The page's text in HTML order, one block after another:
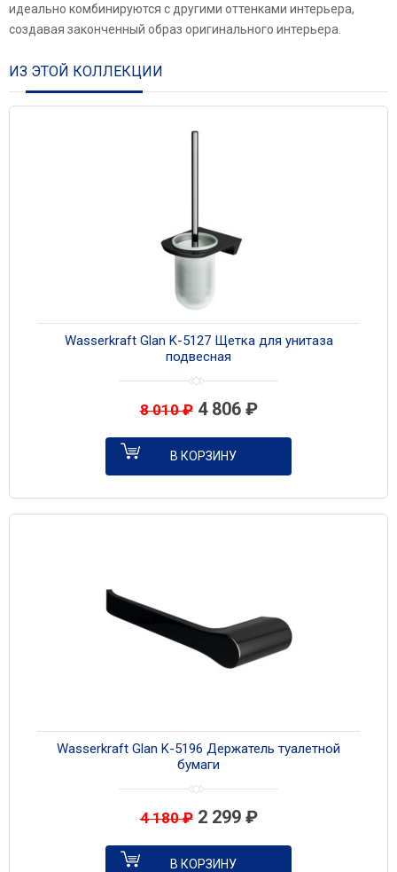
идеально комбинируются с другими оттенками интерьера,
создавая законченный образ оригинального интерьера.
ИЗ ЭТОЙ КОЛЛЕКЦИИ
Wasserkraft Glan K-5127 Щетка для унитаза
подвесная
8 010₽ 4 806 ₽
В КОРЗИНУ
Wasserkraft Glan K-5196 Держатель туалетной
бумаги
4 180₽ 2 299 ₽
В КОРЗИНУ